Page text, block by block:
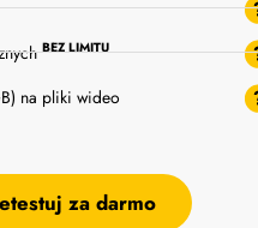
BEZ LIMITU
na pliki wideo
za darmo